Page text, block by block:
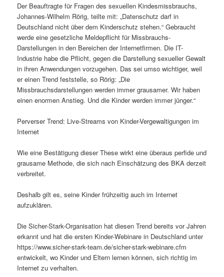
Der Beauftragte für Fragen des sexuellen Kindesmissbrauchs,
Johannes-Wilhelm Rörig, teilte mit: „Datenschutz darf in
Deutschland nicht über dem Kinderschutz stehen.“ Gebraucht
werde eine gesetzliche Meldepflicht für Missbrauchs-
Darstellungen in den Bereichen der Internetfirmen. Die IT-
Industrie habe die Pflicht, gegen die Darstellung sexueller Gewalt
in ihren Anwendungen vorzugehen. Das sei umso wichtiger, weil
er einen Trend feststelle, so Rörig: „Die
Missbrauchsdarstellungen werden immer grausamer. Wir haben
einen enormen Anstieg. Und die Kinder werden immer jünger.“
Perverser Trend: Live-Streams von Kinder-Vergewaltigungen im
Internet
Wie eine Bestätigung dieser These wirkt eine überaus perfide und
grausame Methode, die sich nach Einschätzung des BKA derzeit
verbreitet.
Deshalb gilt es, seine Kinder frühzeitig auch im Internet
aufzuklären.
Die Sicher-Stark-Organisation hat diesen Trend bereits vor Jahren
erkannt und hat die ersten Kinder-Webinare in Deutschland unter
https://www.sicher-stark-team.de/sicher-stark-webinare.cfm
entwickelt, wo Kinder und Eltern lernen können, sich richtig im
Internet zu verhalten.